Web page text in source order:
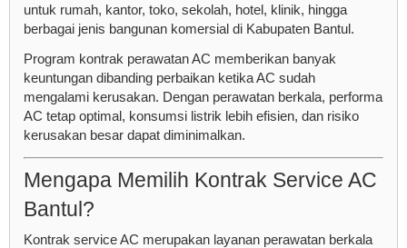
untuk rumah, kantor, toko, sekolah, hotel, klinik, hingga
berbagai jenis bangunan komersial di Kabupaten Bantul.
Program kontrak perawatan AC memberikan banyak
keuntungan dibanding perbaikan ketika AC sudah
mengalami kerusakan. Dengan perawatan berkala, performa
AC tetap optimal, konsumsi listrik lebih efisien, dan risiko
kerusakan besar dapat diminimalkan.
Mengapa Memilih Kontrak Service AC
Bantul?
Kontrak service AC merupakan layanan perawatan berkala